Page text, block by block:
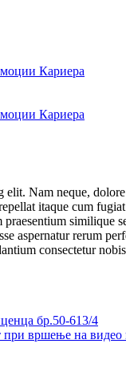
Кариера
Кариера
Nam neque,
itaque cum
similique
aspernatur rerum
consectetur
бр.50-613/4
при вршење на видео